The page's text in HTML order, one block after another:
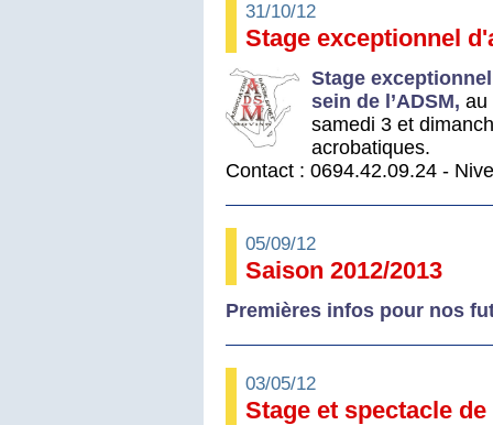
31/10/12
Stage exceptionnel
Stage
sein de l’ADSM, au
samedi 3 et
acrobatiques.
Contact : 0694.42.09.24 - N
05/09/12
Saison 2012/2013
Premières infos pour nos
03/05/12
Stage et spectacle